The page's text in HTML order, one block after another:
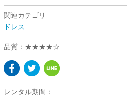
関連カテゴリ
ドレス
品質：★★★★☆
レンタル期間：